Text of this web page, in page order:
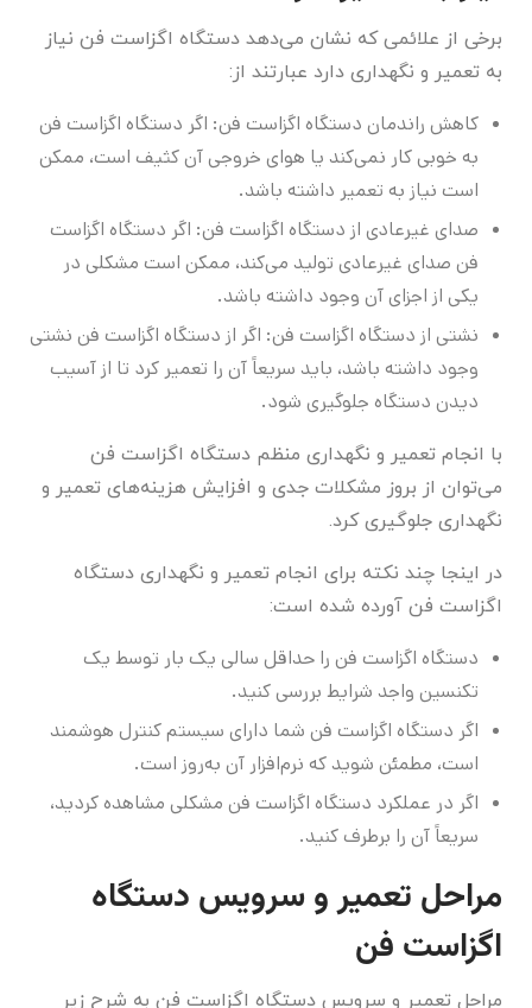
برخی از علائمی که نشان می‌دهد دستگاه اگزاست فن نیاز
به تعمیر و نگهداری دارد عبارتند از:
کاهش راندمان دستگاه اگزاست فن: اگر دستگاه اگزاست فن
به خوبی کار نمی‌کند یا هوای خروجی آن کثیف است، ممکن
است نیاز به تعمیر داشته باشد.
صدای غیرعادی از دستگاه اگزاست فن: اگر دستگاه اگزاست
فن صدای غیرعادی تولید می‌کند، ممکن است مشکلی در
یکی از اجزای آن وجود داشته باشد.
نشتی از دستگاه اگزاست فن: اگر از دستگاه اگزاست فن نشتی
وجود داشته باشد، باید سریعاً آن را تعمیر کرد تا از آسیب
دیدن دستگاه جلوگیری شود.
با انجام تعمیر و نگهداری منظم دستگاه اگزاست فن
می‌توان از بروز مشکلات جدی و افزایش هزینه‌های تعمیر و
نگهداری جلوگیری کرد.
در اینجا چند نکته برای انجام تعمیر و نگهداری دستگاه
اگزاست فن آورده شده است:
دستگاه اگزاست فن را حداقل سالی یک بار توسط یک
تکنسین واجد شرایط بررسی کنید.
اگر دستگاه اگزاست فن شما دارای سیستم کنترل هوشمند
است، مطمئن شوید که نرم‌افزار آن به‌روز است.
اگر در عملکرد دستگاه اگزاست فن مشکلی مشاهده کردید،
سریعاً آن را برطرف کنید.
مراحل تعمیر و سرویس دستگاه
اگزاست فن
مراحل تعمیر و سرویس دستگاه اگزاست فن به شرح زیر